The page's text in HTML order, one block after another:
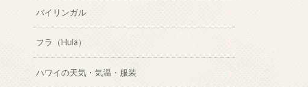
バイリンガル
フラ（Hula）
ハワイの天気・気温・服装